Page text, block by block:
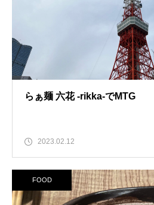
らぁ麺 六花 -rikka-でMTG
2023.02.12
FOOD